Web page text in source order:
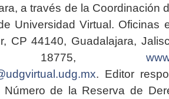
a través de la Coordinación
Universidad Virtual. Oficinas
CP 44140, Guadalajara,
18775,
. Editor
Número de la Reserva de